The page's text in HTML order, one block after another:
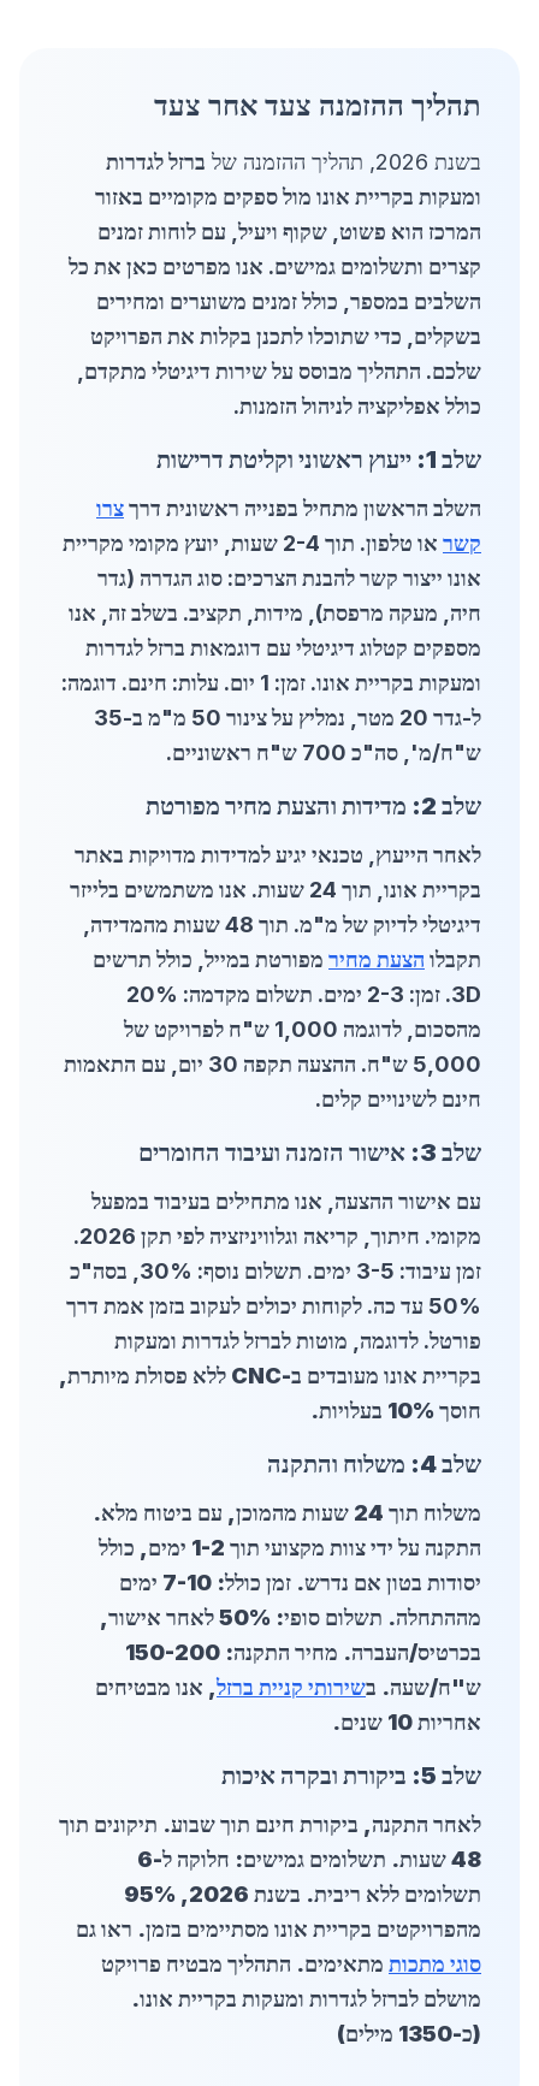
תהליך ההזמנה צעד אחר צעד
בשנת 2026, תהליך ההזמנה של
ברזל לגדרות
ומעקות בקריית אונו מול ספקים מקומיים באזור
המרכז הוא פשוט, שקוף ויעיל, עם לוחות זמנים
קצרים ותשלומים גמישים. אנו מפרטים כאן את כל
השלבים במספר, כולל זמנים משוערים ומחירים
בשקלים, כדי שתוכלו לתכנן בקלות את הפרויקט
שלכם. התהליך מבוסס על שירות דיגיטלי מתקדם,
כולל אפליקציה לניהול הזמנות.
שלב 1: ייעוץ ראשוני וקליטת דרישות
השלב הראשון מתחיל בפנייה ראשונית דרךצרו
קשר
או טלפון. תוך 2-4 שעות, יועץ מקומי מקריית
אונו ייצור קשר להבנת הצרכים: סוג הגדרה (גדר
חיה, מעקה מרפסת), מידות, תקציב. בשלב זה, אנו
מספקים קטלוג דיגיטלי עם דוגמאות ברזל לגדרות
ומעקות בקריית אונו
. זמן: 1 יום. עלות: חינם. דוגמה:
ל-גדר 20 מטר, נמליץ על צינור 50 מ"מ ב-35
ש"ח/מ', סה"כ 700 ש"ח ראשוניים.
שלב 2: מדידות והצעת מחיר מפורטת
לאחר הייעוץ, טכנאי יגיע למדידות מדויקות באתר
בקריית אונו, תוך 24 שעות. אנו משתמשים בלייזר
דיגיטלי לדיוק של מ"מ. תוך 48 שעות מהמדידה,
תקבלו הצעת מחיר מפורטת במייל, כולל תרשים
3D. זמן: 2-3 ימים. תשלום מקדמה: 20%
מהסכום, לדוגמה 1,000 ש"ח לפרויקט של
5,000 ש"ח. ההצעה תקפה 30 יום, עם התאמות
חינם לשינויים קלים.
שלב 3: אישור הזמנה ועיבוד החומרים
עם אישור ההצעה, אנו מתחילים בעיבוד במפעל
מקומי. חיתוך, קריאה וגלוויניזציה לפי תקן 2026.
זמן עיבוד: 3-5 ימים. תשלום נוסף: 30%, בסה"כ
50% עד כה. לקוחות יכולים לעקוב בזמן אמת דרך
פורטל. לדוגמה, מוטות לברזל לגדרות ומעקות
בקריית אונו מעובדים ב-CNC ללא פסולת מיותרת,
חוסך 10% בעלויות.
שלב 4: משלוח והתקנה
משלוח תוך 24 שעות מהמוכן, עם ביטוח מלא.
התקנה על ידי צוות מקצועי תוך 1-2 ימים, כולל
יסודות בטון אם נדרש. זמן כולל: 7-10 ימים
מההתחלה. תשלום סופי: 50% לאחר אישור,
בכרטיס/העברה. מחיר התקנה: 150-200
ש"ח/שעה. בשירותי קניית ברזל, אנו מבטיחים
אחריות 10 שנים.
שלב 5: ביקורת ובקרה איכות
לאחר התקנה, ביקורת חינם תוך שבוע. תיקונים תוך
48 שעות. תשלומים גמישים: חלוקה ל-6
תשלומים ללא ריבית. בשנת 2026, 95%
מהפרויקטים בקריית אונו מסתיימים בזמן. ראו גם
סוגי מתכות מתאימים. התהליך מבטיח פרויקט
מושלם לברזל לגדרות ומעקות בקריית אונו.
(כ-1350 מילים)